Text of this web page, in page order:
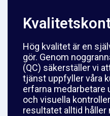
Hög kvalitet är en
gör. Genom
(QC) säkerställer vi
tjänst uppfyller våra
erfarna medarbetare
och visuella
resultatet alltid håller